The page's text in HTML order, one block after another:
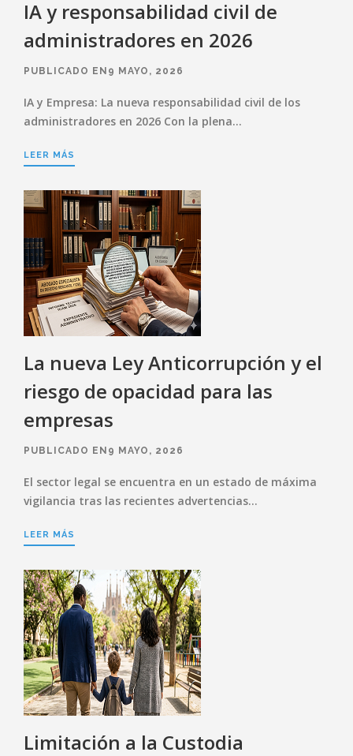
IA y responsabilidad civil de
administradores en 2026
PUBLICADO EN9 MAYO, 2026
IA y Empresa: La nueva responsabilidad civil de los
administradores en 2026 Con la plena…
LEER MÁS
La nueva Ley Anticorrupción y el
riesgo de opacidad para las
empresas
PUBLICADO EN9 MAYO, 2026
El sector legal se encuentra en un estado de máxima
vigilancia tras las recientes advertencias…
LEER MÁS
Limitación a la Custodia